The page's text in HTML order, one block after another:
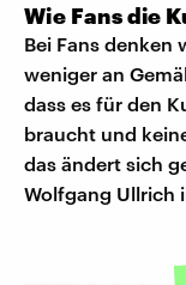
Wie Fans die
Bei Fans denken
weniger an
dass es für den
braucht und
das ändert sich
Wolfgang Ullrich